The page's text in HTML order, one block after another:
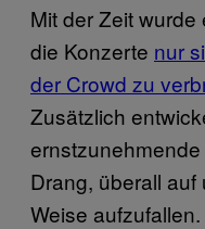
Mit der Zeit
die Konzerte nur
der Crowd zu
Zusätzlich
Drang, überall
Weise aufzufallen.